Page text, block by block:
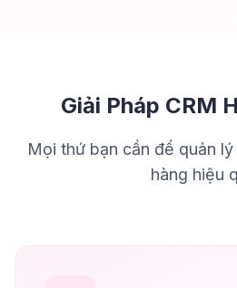
Giải Pháp CRM
Mọi thứ bạn cần để quản
hàng hiệu